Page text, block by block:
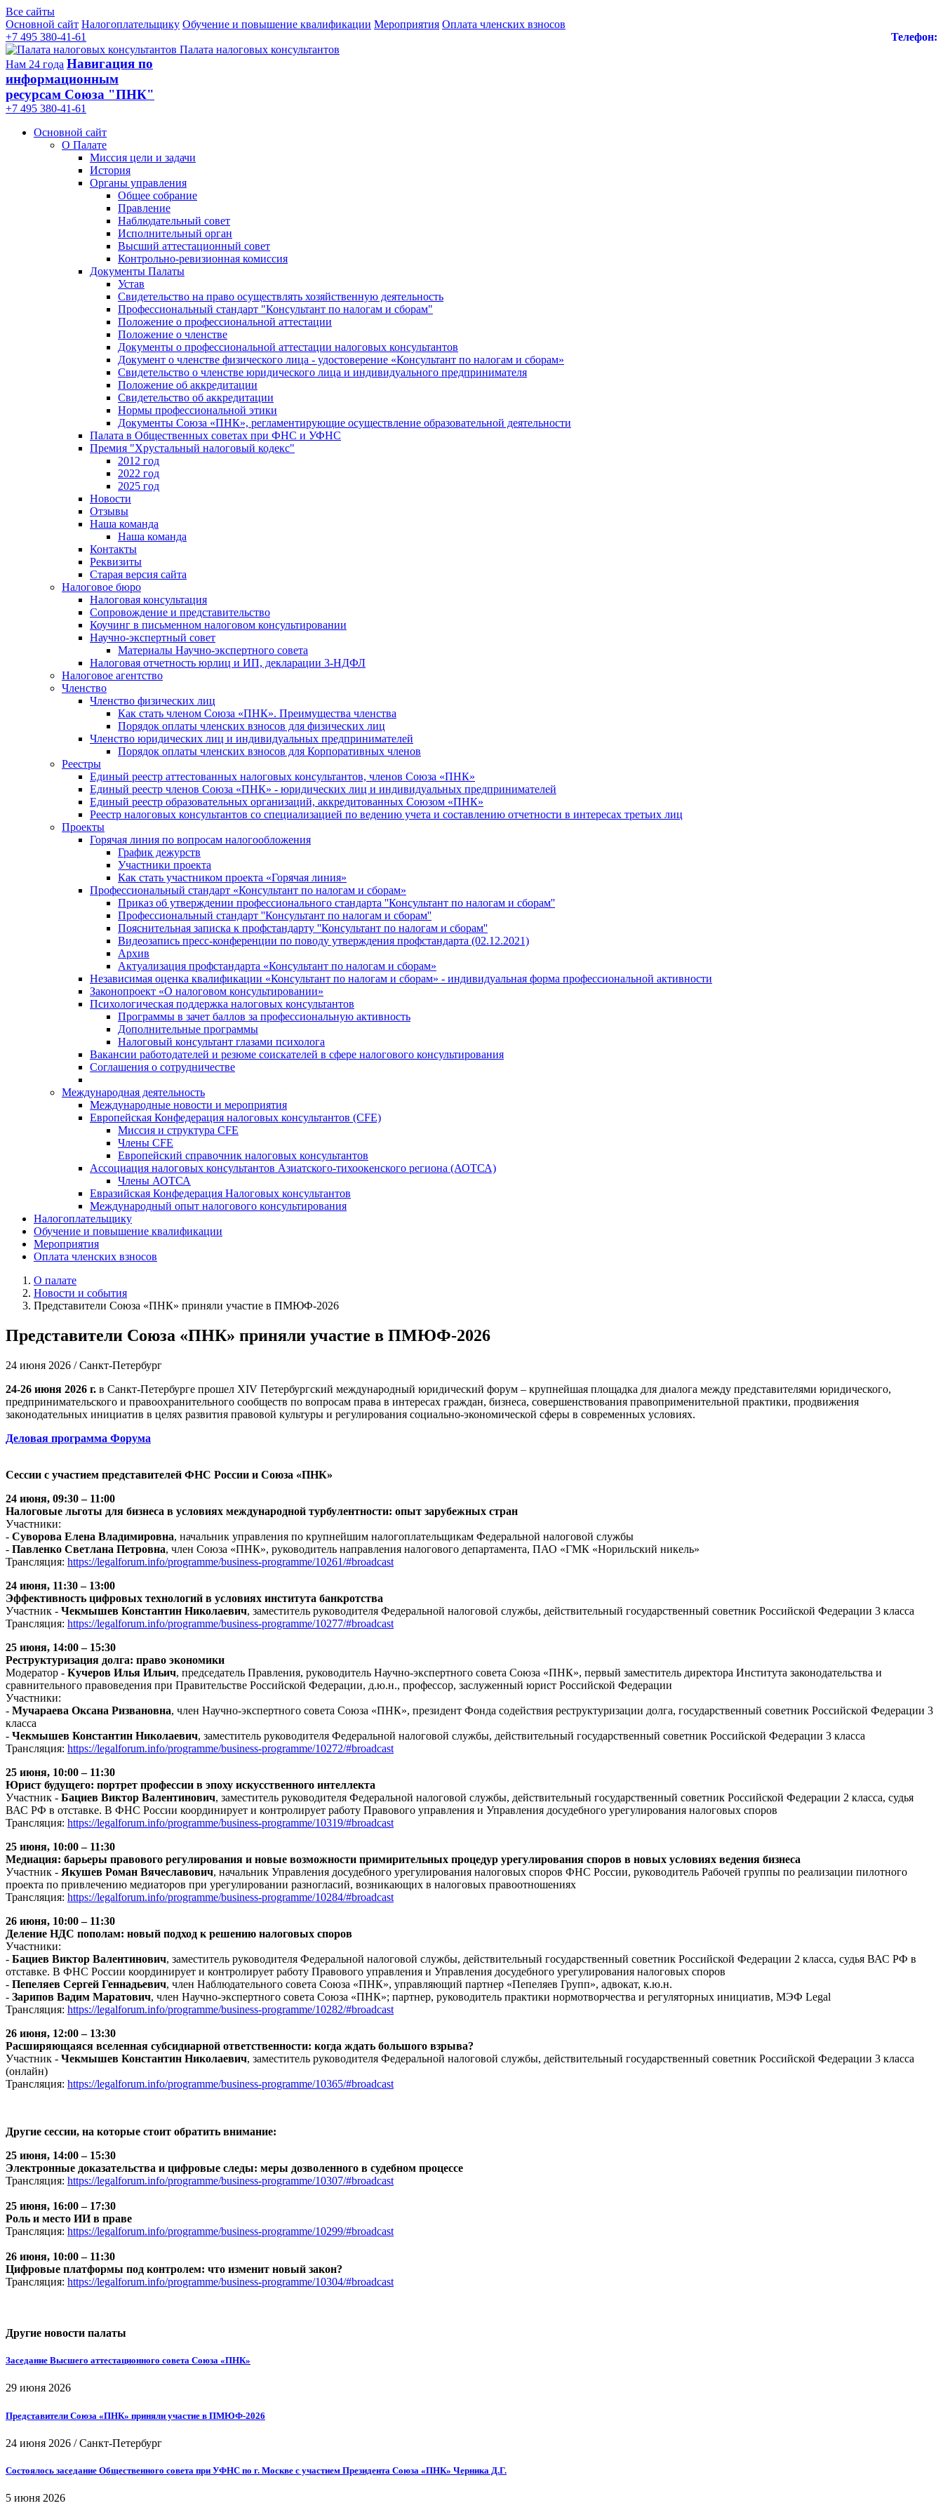
Все сайты
Основной сайт Налогоплательщику Обучение и повышение квалификации Мероприятия Оплата членских взносов
Телефон:
+7 495 380-41-61
Палата налоговых консультантов
Нам 24 года Навигация по
информационным
ресурсам Союза "ПНК"
+7 495 380‑41‑61
Основной сайт
О Палате
Миссия цели и задачи
История
Органы управления
Общее собрание
Правление
Наблюдательный совет
Исполнительный орган
Высший аттестационный совет
Контрольно-ревизионная комиссия
Документы Палаты
Устав
Свидетельство на право осуществлять хозяйственную деятельность
Профессиональный стандарт "Консультант по налогам и сборам"
Положение о профессиональной аттестации
Положение о членстве
Документы о профессиональной аттестации налоговых консультантов
Документ о членстве физического лица - удостоверение «Консультант по налогам и сборам»
Свидетельство о членстве юридического лица и индивидуального предпринимателя
Положение об аккредитации
Свидетельство об аккредитации
Нормы профессиональной этики
Документы Союза «ПНК», регламентирующие осуществление образовательной деятельности
Палата в Общественных советах при ФНС и УФНС
Премия "Хрустальный налоговый кодекс"
2012 год
2022 год
2025 год
Новости
Отзывы
Наша команда
Наша команда
Контакты
Реквизиты
Старая версия сайта
Налоговое бюро
Налоговая консультация
Cопровождение и представительство
Коучинг в письменном налоговом консультировании
Научно-экспертный совет
Материалы Научно-экспертного совета
Налоговая отчетность юрлиц и ИП, декларации 3-НДФЛ
Налоговое агентство
Членство
Членство физических лиц
Как стать членом Союза «ПНК». Преимущества членства
Порядок оплаты членских взносов для физических лиц
Членство юридических лиц и индивидуальных предпринимателей
Порядок оплаты членских взносов для Корпоративных членов
Реестры
Единый реестр аттестованных налоговых консультантов, членов Союза «ПНК»
Единый реестр членов Союза «ПНК» - юридических лиц и индивидуальных предпринимателей
Единый реестр образовательных организаций, аккредитованных Союзом «ПНК»
Реестр налоговых консультантов со специализацией по ведению учета и составлению отчетности в интересах третьих лиц
Проекты
Горячая линия по вопросам налогообложения
График дежурств
Участники проекта
Как стать участником проекта «Горячая линия»
Профессиональный стандарт «Консультант по налогам и сборам»
Приказ об утверждении профессионального стандарта ''Консультант по налогам и сборам''
Профессиональный стандарт ''Консультант по налогам и сборам''
Пояснительная записка к профстандарту ''Консультант по налогам и сборам''
Видеозапись пресс-конференции по поводу утверждения профстандарта (02.12.2021)
Архив
Актуализация профстандарта «Консультант по налогам и сборам»
Независимая оценка квалификации «Консультант по налогам и сборам» - индивидуальная форма профессиональной активности
Законопроект «О налоговом консультировании»
Психологическая поддержка налоговых консультантов
Программы в зачет баллов за профессиональную активность
Дополнительные программы
Налоговый консультант глазами психолога
Вакансии работодателей и резюме соискателей в сфере налогового консультирования
Соглашения о сотрудничестве
Международная деятельность
Международные новости и мероприятия
Европейская Конфедерация налоговых консультантов (CFE)
Миссия и структура CFE
Члены CFE
Европейский справочник налоговых консультантов
Ассоциация налоговых консультантов Азиатского-тихоокенского региона (АОТСА)
Члены АОТСА
Евразийская Конфедерация Налоговых консультантов
Международный опыт налогового консультирования
Налогоплательщику
Обучение и повышение квалификации
Мероприятия
Оплата членских взносов
О палате
Новости и события
Представители Союза «ПНК» приняли участие в ПМЮФ-2026
Представители Союза «ПНК» приняли участие в ПМЮФ-2026
24 июня 2026 / Санкт-Петербург
24-26 июня 2026 г. в Санкт-Петербурге прошел XIV Петербургский международный юридический форум – крупнейшая площадка для диалога между представителями юридического,
предпринимательского и правоохранительного сообществ по вопросам права в интересах граждан, бизнеса, совершенствования правоприменительной практики, продвижения
законодательных инициатив в целях развития правовой культуры и регулирования социально-экономической сферы в современных условиях.
Деловая программа Форума
Сессии с участием представителей ФНС России и Союза «ПНК»
24 июня, 09:30 – 11:00
Налоговые льготы для бизнеса в условиях международной турбулентности: опыт зарубежных стран
Участники:
- Суворова Елена Владимировна, начальник управления по крупнейшим налогоплательщикам Федеральной налоговой службы
- Павленко Светлана Петровна, член Союза «ПНК», руководитель направления налогового департамента, ПАО «ГМК «Норильский никель»
Трансляция: https://legalforum.info/programme/business-programme/10261/#broadcast
24 июня, 11:30 – 13:00
Эффективность цифровых технологий в условиях института банкротства
Участник - Чекмышев Константин Николаевич, заместитель руководителя Федеральной налоговой службы, действительный государственный советник Российской Федерации 3 класса
Трансляция: https://legalforum.info/programme/business-programme/10277/#broadcast
25 июня, 14:00 – 15:30
Реструктуризация долга: право экономики
Модератор - Кучеров Илья Ильич, председатель Правления, руководитель Научно-экспертного совета Союза «ПНК», первый заместитель директора Института законодательства и
сравнительного правоведения при Правительстве Российской Федерации, д.ю.н., профессор, заслуженный юрист Российской Федерации
Участники:
- Мучараева Оксана Ризвановна, член Научно-экспертного совета Союза «ПНК», президент Фонда содействия реструктуризации долга, государственный советник Российской Федерации 3
класса
- Чекмышев Константин Николаевич, заместитель руководителя Федеральной налоговой службы, действительный государственный советник Российской Федерации 3 класса
Трансляция: https://legalforum.info/programme/business-programme/10272/#broadcast
25 июня, 10:00 – 11:30
Юрист будущего: портрет профессии в эпоху искусственного интеллекта
Участник - Бациев Виктор Валентинович, заместитель руководителя Федеральной налоговой службы, действительный государственный советник Российской Федерации 2 класса, судья
ВАС РФ в отставке. В ФНС России координирует и контролирует работу Правового управления и Управления досудебного урегулирования налоговых споров
Трансляция: https://legalforum.info/programme/business-programme/10319/#broadcast
25 июня, 10:00 – 11:30
Медиация: барьеры правового регулирования и новые возможности примирительных процедур урегулирования споров в новых условиях ведения бизнеса
Участник - Якушев Роман Вячеславович, начальник Управления досудебного урегулирования налоговых споров ФНС России, руководитель Рабочей группы по реализации пилотного
проекта по привлечению медиаторов при урегулировании разногласий, возникающих в налоговых правоотношениях
Трансляция: https://legalforum.info/programme/business-programme/10284/#broadcast
26 июня, 10:00 – 11:30
Деление НДС пополам: новый подход к решению налоговых споров
Участники:
- Бациев Виктор Валентинович, заместитель руководителя Федеральной налоговой службы, действительный государственный советник Российской Федерации 2 класса, судья ВАС РФ в
отставке. В ФНС России координирует и контролирует работу Правового управления и Управления досудебного урегулирования налоговых споров
- Пепеляев Сергей Геннадьевич, член Наблюдательного совета Союза «ПНК», управляющий партнер «Пепеляев Групп», адвокат, к.ю.н.
- Зарипов Вадим Маратович, член Научно-экспертного совета Союза «ПНК»; партнер, руководитель практики нормотворчества и регуляторных инициатив, МЭФ Legal
Трансляция: https://legalforum.info/programme/business-programme/10282/#broadcast
26 июня, 12:00 – 13:30
Расширяющаяся вселенная субсидиарной ответственности: когда ждать большого взрыва?
Участник - Чекмышев Константин Николаевич, заместитель руководителя Федеральной налоговой службы, действительный государственный советник Российской Федерации 3 класса
(онлайн)
Трансляция: https://legalforum.info/programme/business-programme/10365/#broadcast
Другие сессии, на которые стоит обратить внимание:
25 июня, 14:00 – 15:30
Электронные доказательства и цифровые следы: меры дозволенного в судебном процессе
Трансляция: https://legalforum.info/programme/business-programme/10307/#broadcast
25 июня, 16:00 – 17:30
Роль и место ИИ в праве
Трансляция: https://legalforum.info/programme/business-programme/10299/#broadcast
26 июня, 10:00 – 11:30
Цифровые платформы под контролем: что изменит новый закон?
Трансляция: https://legalforum.info/programme/business-programme/10304/#broadcast
Другие новости палаты
Заседание Высшего аттестационного совета Союза «ПНК»
29 июня 2026
Представители Союза «ПНК» приняли участие в ПМЮФ-2026
24 июня 2026 /Санкт-Петербург
Состоялось заседание Общественного совета при УФНС по г. Москве с участием Президента Союза «ПНК» Черника Д.Г.
5 июня 2026